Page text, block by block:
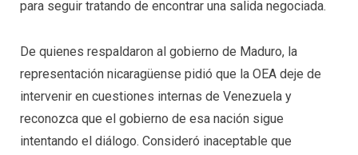
para seguir tratando de encontrar una salida negociada.
De quienes respaldaron al gobierno de Maduro, la
representación nicaragüense pidió que la OEA deje de
intervenir en cuestiones internas de Venezuela y
reconozca que el gobierno de esa nación sigue
intentando el diálogo. Consideró inaceptable que